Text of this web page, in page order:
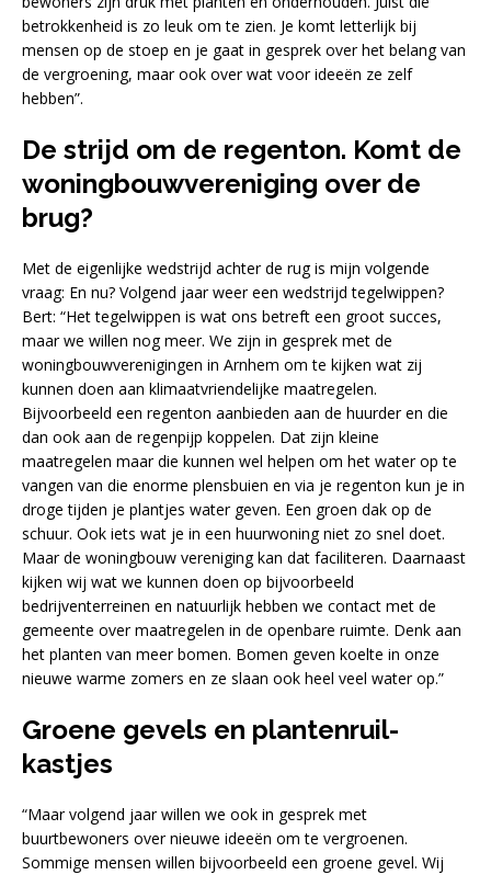
betrokkenheid is zo leuk om te zien. Je komt letterlijk bij
mensen op de stoep en je gaat in gesprek over het belang van
de vergroening, maar ook over wat voor ideeën ze zelf
hebben”.
De strijd om de regenton. Komt de
woningbouwvereniging over de
brug?
Met de eigenlijke wedstrijd achter de rug is mijn volgende
vraag: En nu? Volgend jaar weer een wedstrijd tegelwippen?
Bert: “Het tegelwippen is wat ons betreft een groot succes,
maar we willen nog meer. We zijn in gesprek met de
woningbouwverenigingen in Arnhem om te kijken wat zij
kunnen doen aan klimaatvriendelijke maatregelen.
Bijvoorbeeld een regenton aanbieden aan de huurder en die
dan ook aan de regenpijp koppelen. Dat zijn kleine
maatregelen maar die kunnen wel helpen om het water op te
vangen van die enorme plensbuien en via je regenton kun je in
droge tijden je plantjes water geven. Een groen dak op de
schuur. Ook iets wat je in een huurwoning niet zo snel doet.
Maar de woningbouw vereniging kan dat faciliteren. Daarnaast
kijken wij wat we kunnen doen op bijvoorbeeld
bedrijventerreinen en natuurlijk hebben we contact met de
gemeente over maatregelen in de openbare ruimte. Denk aan
het planten van meer bomen. Bomen geven koelte in onze
nieuwe warme zomers en ze slaan ook heel veel water op.”
Groene gevels en plantenruil-
kastjes
“Maar volgend jaar willen we ook in gesprek met
buurtbewoners over nieuwe ideeën om te vergroenen.
Sommige mensen willen bijvoorbeeld een groene gevel. Wij